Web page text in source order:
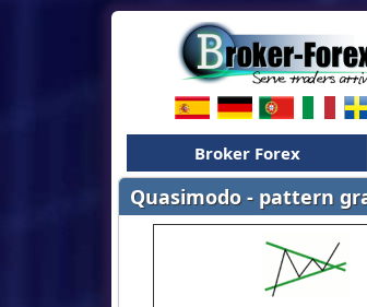
Broker Forex
Quasimodo - pattern